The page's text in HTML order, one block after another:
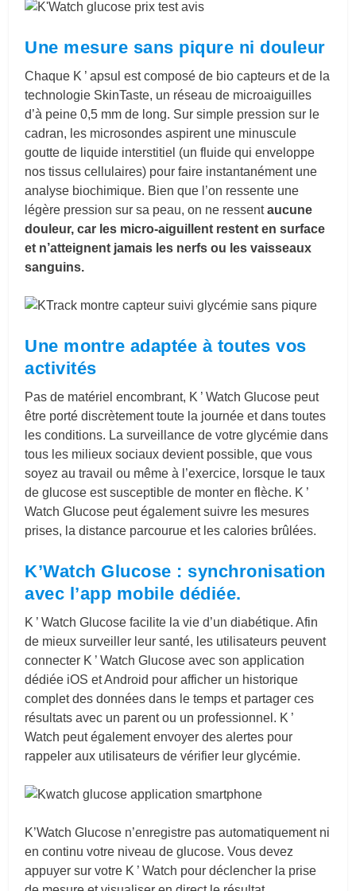
Une mesure sans piqure ni douleur
Chaque K ’ apsul est composé de bio capteurs et de la
technologie SkinTaste, un réseau de microaiguilles
d’à peine 0,5 mm de long. Sur simple pression sur le
cadran, les microsondes aspirent une minuscule
goutte de liquide interstitiel (un fluide qui enveloppe
nos tissus cellulaires) pour faire instantanément une
analyse biochimique. Bien que l’on ressente une
légère pression sur sa peau, on ne ressentaucune
douleur, car les micro-aiguillent restent en surface
et n’atteignent jamais les nerfs ou les vaisseaux
sanguins.
Une montre adaptée à toutes vos
activités
Pas de matériel encombrant, K ’ Watch Glucose peut
être porté discrètement toute la journée et dans toutes
les conditions. La surveillance de votre glycémie dans
tous les milieux sociaux devient possible, que vous
soyez au travail ou même à l’exercice, lorsque le taux
de glucose est susceptible de monter en flèche. K ’
Watch Glucose peut également suivre les mesures
prises, la distance parcourue et les calories brûlées.
K’Watch Glucose : synchronisation
avec l’app mobile dédiée.
K ’ Watch Glucose facilite la vie d’un diabétique. Afin
de mieux surveiller leur santé, les utilisateurs peuvent
connecter K ’ Watch Glucose avec son application
dédiée iOS et Android pour afficher un historique
complet des données dans le temps et partager ces
résultats avec un parent ou un professionnel. K ’
Watch peut également envoyer des alertes pour
rappeler aux utilisateurs de vérifier leur glycémie.
K’Watch Glucose n’enregistre pas automatiquement ni
en continu votre niveau de glucose. Vous devez
appuyer sur votre K ’ Watch pour déclencher la prise